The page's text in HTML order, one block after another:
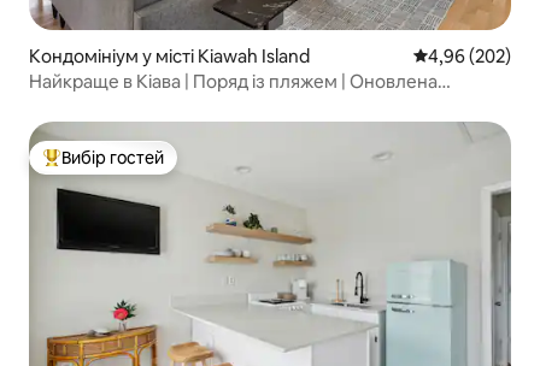
Кондомініум у місті Kiawah Island Середня
4,96 (202)
Найкраще в Кіава | Поряд із пляжем | Оновлена
Топ вибір гостей
Вибір гостей